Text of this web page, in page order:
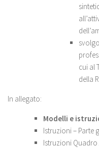
cui al
della
In allegato:
Modelli e
Istruzioni – Parte
Istruzioni Quadro